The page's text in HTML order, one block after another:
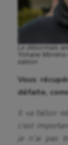
Le désormais
Yohane
saison
Vous
défaite,
Il va falloir
c’est
je n’ai pas